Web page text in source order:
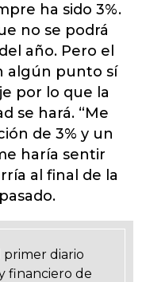
ha sido 3%.
no se podrá
año. Pero el
algún punto sí
por lo que la
se hará. “Me
de 3% y un
haría sentir
al final de la
primer diario
financiero de